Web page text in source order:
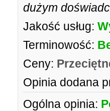
dużym
Jakość usług:
Terminowość:
Ceny:
Opinia dodana
Ogólna opinia: